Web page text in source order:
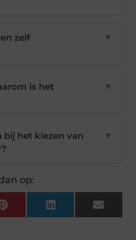
zelf
▼
is het
▼
het kiezen van
▼
op:
Pinterest LinkedIn Email